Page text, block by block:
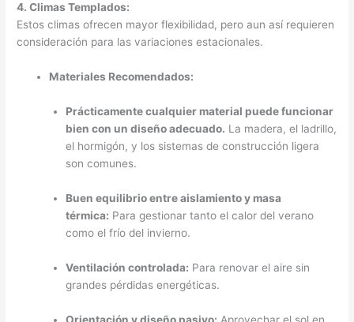
4. Climas Templados:
Estos climas ofrecen mayor flexibilidad, pero aun así requieren
consideración para las variaciones estacionales.
Materiales Recomendados:
Prácticamente cualquier material puede funcionar
bien con un diseño adecuado. La madera, el ladrillo,
el hormigón, y los sistemas de construcción ligera
son comunes.
Buen equilibrio entre aislamiento y masa
térmica: Para gestionar tanto el calor del verano
como el frío del invierno.
Ventilación controlada: Para renovar el aire sin
grandes pérdidas energéticas.